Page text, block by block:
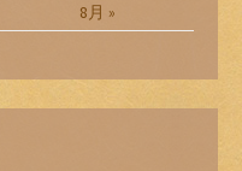
8月 »